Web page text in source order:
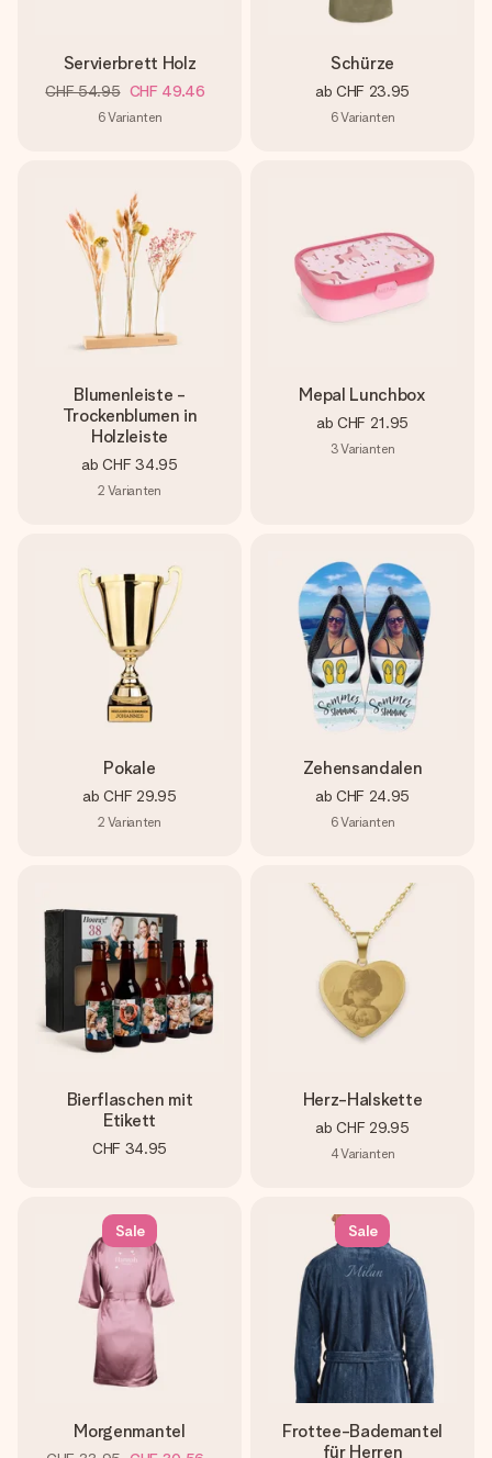
Servierbrett Holz
CHF 54.95 CHF 49.46
6Varianten
Schürze
ab CHF 23.95
6Varianten
Blumenleiste -
Trockenblumen in
Holzleiste
ab CHF 34.95
2 Varianten
Mepal Lunchbox
ab CHF 21.95
3Varianten
Pokale
ab CHF 29.95
2 Varianten
Zehensandalen
ab CHF 24.95
6Varianten
Bierflaschen mit
Etikett
CHF 34.95
Herz-Halskette
ab CHF 29.95
4Varianten
Sale
Morgenmantel
Sale
Frottee-Bademantel
für Herren